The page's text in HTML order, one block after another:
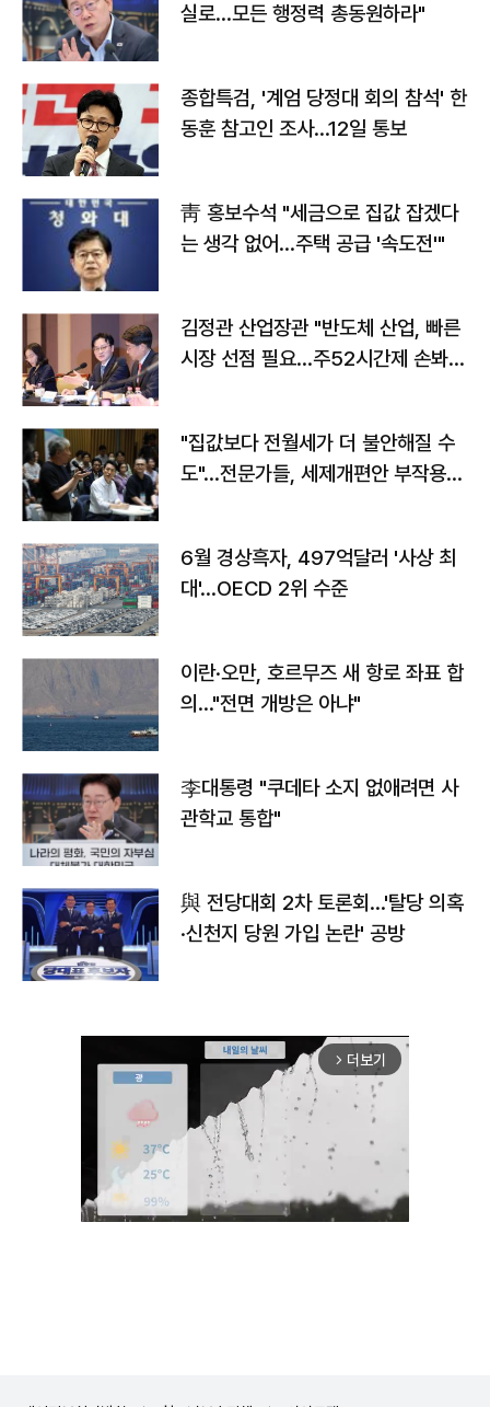
실로…모든 행정력 총동원하라"
종합특검, '계엄 당정대 회의 참석' 한
동훈 참고인 조사...12일 통보
靑 홍보수석 "세금으로 집값 잡겠다
는 생각 없어…주택 공급 '속도전'"
김정관 산업장관 "반도체 산업, 빠른
시장 선점 필요…주52시간제 손봐
"집값보다 전월세가 더 불안해질 수
도"…전문가들, 세제개편안 부작용
6월 경상흑자, 497억달러 '사상 최
대'…OECD 2위 수준
이란·오만, 호르무즈 새 항로 좌표 합
의…"전면 개방은 아냐"
李대통령 "쿠데타 소지 없애려면 사
관학교 통합"
與 전당대회 2차 토론회…'탈당 의혹
·신천지 당원 가입 논란' 공방
arrow_forward_ios 더보기